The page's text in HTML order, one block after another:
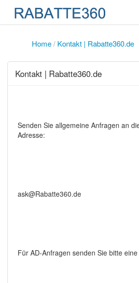
Home/ Kontakt | Rabatte360.de
Kontakt | Rabatte360.de
Senden Sie allgemeine Anfragen an
Adresse:
ask@Rabatte360.de
Für AD-Anfragen senden Sie bitte